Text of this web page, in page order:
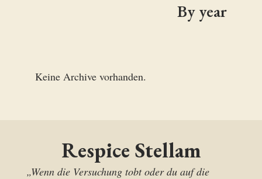
By year
Keine Archive vorhanden.
Respice Stellam
„Wenn die Versuchung tobt oder du auf die